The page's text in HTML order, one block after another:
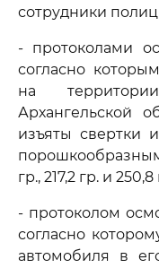
сотрудники
- протоколами
согласно
на
Архангельской
изъяты свертки
гр., 217,2 гр. и 250,8
- протоколом
согласно
автомобиля в